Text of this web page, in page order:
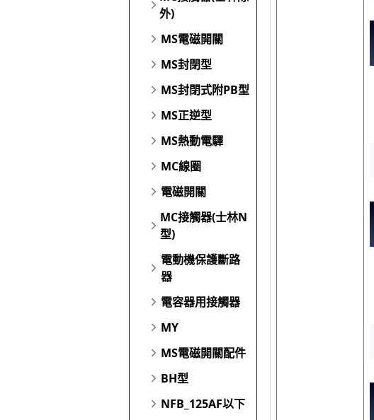
外)
MS電磁開關
MS封閉型
MS封閉式附PB型
MS正逆型
MS熱動電驛
MC線圈
電磁開關
MC接觸器(士林N
型)
電動機保護斷路
器
電容器用接觸器
MY
MS電磁開關配件
BH型
NFB_125AF以下